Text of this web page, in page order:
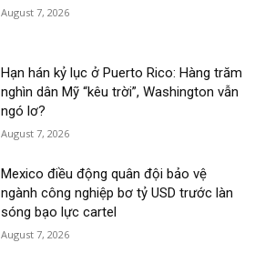
August 7, 2026
Hạn hán kỷ lục ở Puerto Rico: Hàng trăm
nghìn dân Mỹ “kêu trời”, Washington vẫn
ngó lơ?
August 7, 2026
Mexico điều động quân đội bảo vệ
ngành công nghiệp bơ tỷ USD trước làn
sóng bạo lực cartel
August 7, 2026